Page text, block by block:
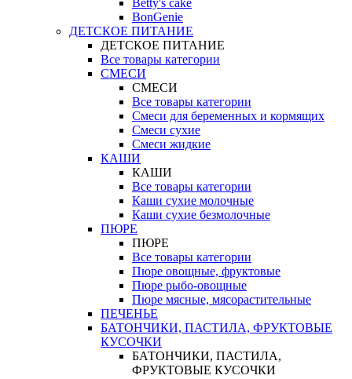
Betty's cake
BonGenie
ДЕТСКОЕ ПИТАНИЕ
ДЕТСКОЕ ПИТАНИЕ
Все товары категории
СМЕСИ
СМЕСИ
Все товары категории
Смеси для беременных и кормящих
Смеси сухие
Смеси жидкие
КАШИ
КАШИ
Все товары категории
Каши сухие молочные
Каши сухие безмолочные
ПЮРЕ
ПЮРЕ
Все товары категории
Пюре овощные, фруктовые
Пюре рыбо-овощные
Пюре мясные, мясорастительные
ПЕЧЕНЬЕ
БАТОНЧИКИ, ПАСТИЛА, ФРУКТОВЫЕ
КУСОЧКИ
БАТОНЧИКИ, ПАСТИЛА,
ФРУКТОВЫЕ КУСОЧКИ